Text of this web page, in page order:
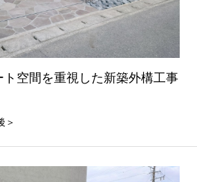
ト空間を重視した新築外構工事
＞